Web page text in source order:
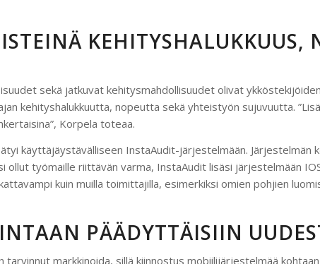
KEHITYSHALUKKUUS,
sekä jatkuvat kehitysmahdollisuudet olivat
kehityshalukkuutta, nopeutta sekä yhteistyön sujuvuutta.
Korpela toteaa.
käyttäjäystävälliseen InstaAudit-järjestelmään. Järjestelmän
ollut työmaille riittävän varma, InstaAudit lisäsi järjestelmään
kuin muilla toimittajilla, esimerkiksi omien pohjien
PÄÄDYTTÄISIIN
markkinoida, sillä kiinnostus mobiilijärjestelmää